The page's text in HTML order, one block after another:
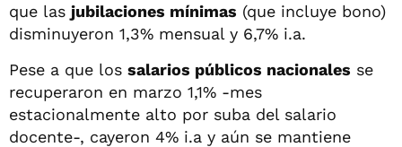
que las jubilaciones mínimas (que incluye bono)
disminuyeron 1,3% mensual y 6,7% i.a.
Pese a que los salarios públicos nacionales se
recuperaron en marzo 1,1% -mes
estacionalmente alto por suba del salario
docente-, cayeron 4% i.a y aún se mantiene